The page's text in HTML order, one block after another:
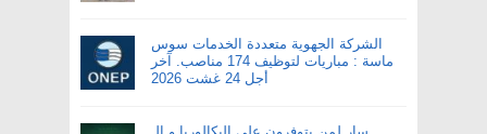
الشركة الجهوية متعددة الخدمات سوس
ماسة : مباريات لتوظيف 174 مناصب. آخر
أجل 24 غشت 2026